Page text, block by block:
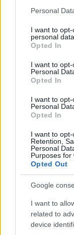
Please note that
not limited to
grant or deny
use your data for
consent section.
Personal
I want to
personal data.
Opted In
I want to
Personal
Opted In
I want to
Personal
Opted In
I want to opt-
Retention,
Personal
Purposes for
Opted Out
Google
I want to
related to
device
A
A város 77